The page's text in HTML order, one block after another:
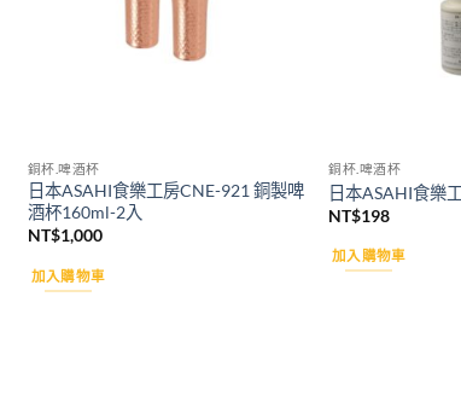
銅杯.啤酒杯
日本ASAHI食樂工房CNE-921 銅製啤
酒杯160ml-2入
NT$1,000
加入購物車
銅杯.啤酒杯
日本ASAHI食樂
NT$198
加入購物車